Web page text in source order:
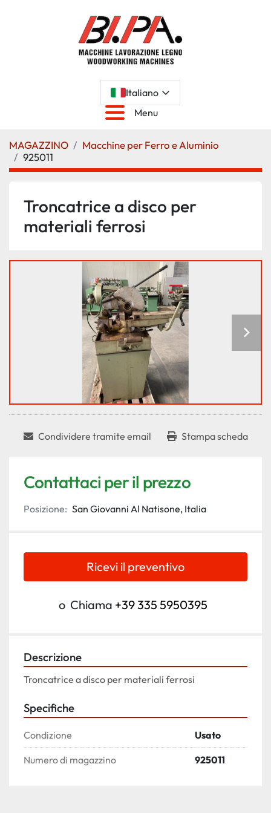
Italiano
Menu
MAGAZZINO
Macchine per Ferro e Aluminio
925011
Troncatrice a disco per
materiali ferrosi
Condividere tramite email Stampa scheda
Contattaci per il prezzo
Posizione: San Giovanni Al Natisone, Italia
Ricevi il preventivo
o Chiama +39 335 5950395
Descrizione
Troncatrice a disco per materiali ferrosi
Specifiche
Condizione Usato
Numero di magazzino 925011